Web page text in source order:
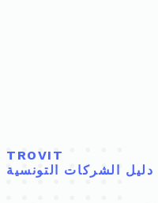
TROVIT
دليل الشركات التونسية